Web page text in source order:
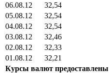
06.08.12
32,54
05.08.12
32,54
04.08.12
32,54
03.08.12
32,46
02.08.12
32,33
01.08.12
32,21
Курсы валют